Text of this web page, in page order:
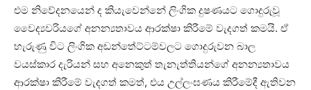
එම නිවේදනයෙන් ද කියැවෙන්නේ ලිංගික දුෂණයට ගොදුරුවූ
වෛද්‍යවරියගේ අනන්‍යතාවය ආරක්ෂා කිරීමේ වැදගත් කමයි. ඒ
හැරුණු විට ලිංගික අඩන්තේට්ටම්වලට ගොදුරුවන බාල
වයස්කාර දැරියන් සහ අනෙකුත් තැනැත්තියන්ගේ අනන්‍යතාවය
ආරක්ෂා කිරීමේ වැදගත් කමත්, එය උල්ලංඝණය කිරීමේදී ඇතිවන